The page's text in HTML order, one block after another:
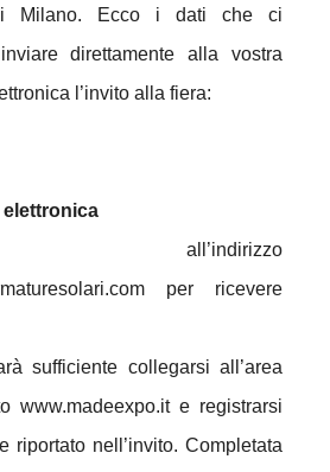
Milano. Ecco i dati che ci
direttamente alla vostra
l’invito alla fiera:
elettronica
all’indirizzo
per ricevere
sufficiente collegarsi all’area
www.madeexpo.it e registrarsi
riportato nell’invito. Completata